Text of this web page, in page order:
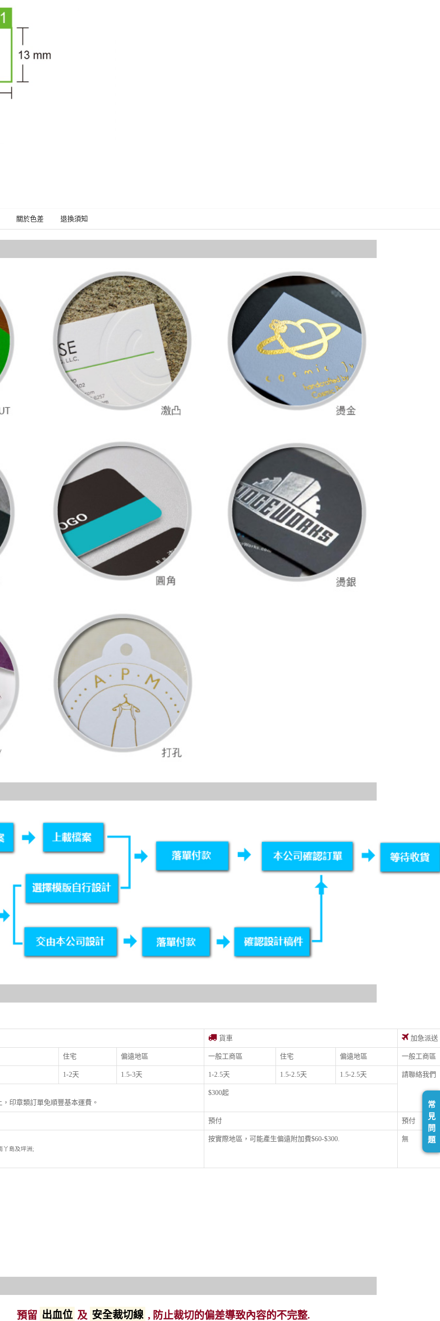
關於色差 退換須知
貨車 加急派送
住宅 偏遠地區 一般工商區 住宅 偏遠地區 一般工商區
1-2天 1.5-3天 1-2.5天 1.5-2.5天 1.5-2.5天 請聯絡我們
印章類訂單免順豐基本運費。
$300起
預付 預付
丫島及坪洲;
按實際地區，可能產生偏遠附加費$60-$300. 無
預留 出血位 及 安全裁切線 , 防止裁切的偏差導致內容的不完整.
常
見
問
題